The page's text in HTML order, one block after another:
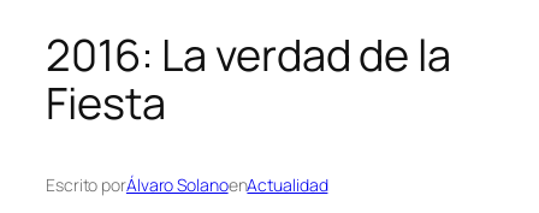
2016: La verdad de la
Fiesta
Escrito porÁlvaro SolanoenActualidad